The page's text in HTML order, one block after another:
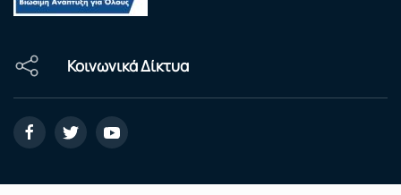
Κοινωνικά Δίκτυα